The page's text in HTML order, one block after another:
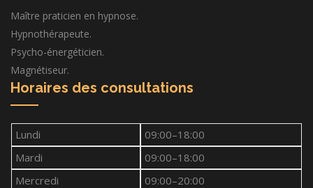
Maître praticien en hypnose.
Hypnothérapeute.
Psycho-énergéticien.
Magnétiseur.
Horaires des consultations
Lundi
09:00–18:00
Mardi
09:00–18:00
Mercredi
09:00–20:00